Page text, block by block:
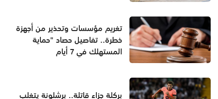
تغريم مؤسسات وتحذير من أجهزة
خطرة.. تفاصيل حصاد "حماية
المستهلك في 7 أيام
بركلة جزاء قاتلة.. برشلونة يتغلب